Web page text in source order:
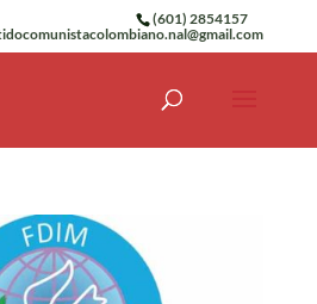
(601) 2854157